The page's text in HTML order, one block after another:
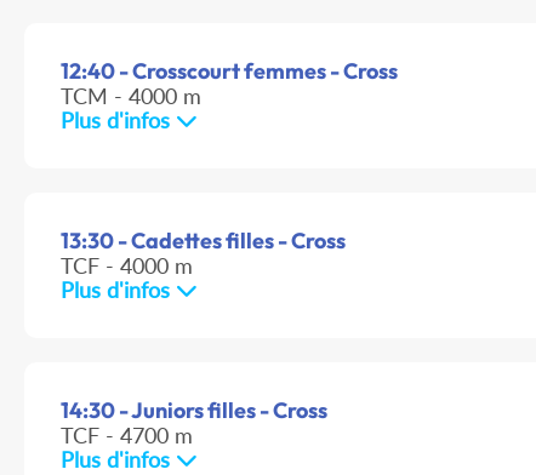
12:40 - Crosscourt femmes - Cross
TCM - 4000 m
Plus d'infos
13:30 - Cadettes filles - Cross
TCF - 4000 m
Plus d'infos
14:30 - Juniors filles - Cross
TCF - 4700 m
Plus d'infos